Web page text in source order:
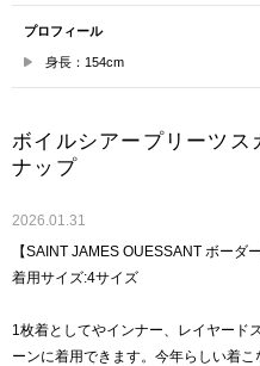
プロフィール
身長：154cm
ボイルシアープリーツス
ナップ
2026.01.31
【SAINT JAMES OUESSANT ボーダー
着用サイズ:4サイズ
1枚着としてやインナー、レイヤード
ーンに着用できます。今年らしい着